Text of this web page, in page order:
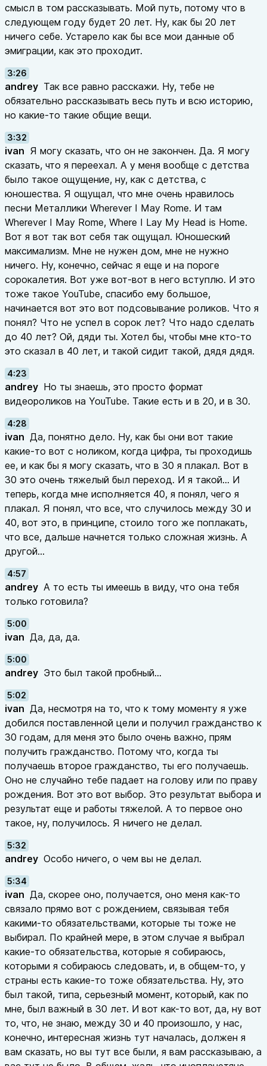
смысл в том рассказывать. Мой путь, потому что в
следующем году будет 20 лет. Ну, как бы 20 лет
ничего себе. Устарело как бы все мои данные об
эмиграции, как это проходит.
3:26
andrey Так все равно расскажи. Ну, тебе не
обязательно рассказывать весь путь и всю историю,
но какие-то такие общие вещи.
3:32
ivan Я могу сказать, что он не закончен. Да. Я могу
сказать, что я переехал. А у меня вообще с детства
было такое ощущение, ну, как с детства, с
юношества. Я ощущал, что мне очень нравилось
песни Металлики Wherever I May Rome. И там
Wherever I May Rome, Where I Lay My Head is Home.
Вот я вот так вот себя так ощущал. Юношеский
максимализм. Мне не нужен дом, мне не нужно
ничего. Ну, конечно, сейчас я еще и на пороге
сорокалетия. Вот уже вот-вот в него вступлю. И это
тоже такое YouTube, спасибо ему большое,
начинается вот это вот подсовывание роликов. Что я
понял? Что не успел в сорок лет? Что надо сделать
до 40 лет? Ой, дяди ты. Хотел бы, чтобы мне кто-то
это сказал в 40 лет, и такой сидит такой, дядя дядя.
4:23
andrey Но ты знаешь, это просто формат
видеороликов на YouTube. Такие есть и в 20, и в 30.
4:28
ivan Да, понятно дело. Ну, как бы они вот такие
какие-то вот с ноликом, когда цифра, ты проходишь
ее, и как бы я могу сказать, что в 30 я плакал. Вот в
30 это очень тяжелый был переход. И я такой... И
теперь, когда мне исполняется 40, я понял, чего я
плакал. Я понял, что все, что случилось между 30 и
40, вот это, в принципе, стоило того же поплакать,
что все, дальше начнется только сложная жизнь. А
другой...
4:57
andrey А то есть ты имеешь в виду, что она тебя
только готовила?
5:00
ivan Да, да, да.
5:00
andrey Это был такой пробный...
5:02
ivan Да, несмотря на то, что к тому моменту я уже
добился поставленной цели и получил гражданство к
30 годам, для меня это было очень важно, прям
получить гражданство. Потому что, когда ты
получаешь второе гражданство, ты его получаешь.
Оно не случайно тебе падает на голову или по праву
рождения. Вот это вот выбор. Это результат выбора и
результат еще и работы тяжелой. А то первое оно
такое, ну, получилось. Я ничего не делал.
5:32
andrey Особо ничего, о чем вы не делал.
5:34
ivan Да, скорее оно, получается, оно меня как-то
связало прямо вот с рождением, связывая тебя
какими-то обязательствами, которые ты тоже не
выбирал. По крайней мере, в этом случае я выбрал
какие-то обязательства, которые я собираюсь,
которыми я собираюсь следовать, и, в общем-то, у
страны есть какие-то тоже обязательства. Ну, это
был такой, типа, серьезный момент, который, как по
мне, был важный в 30 лет. И вот как-то вот, да, ну вот
то, что, не знаю, между 30 и 40 произошло, у нас,
конечно, интересная жизнь тут началась, должен я
вам сказать, но вы тут все были, я вам рассказываю, а